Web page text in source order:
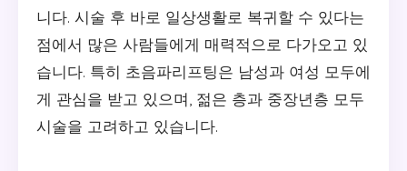
니다. 시술 후 바로 일상생활로 복귀할 수 있다는
점에서 많은 사람들에게 매력적으로 다가오고 있
습니다. 특히 초음파리프팅은 남성과 여성 모두에
게 관심을 받고 있으며, 젊은 층과 중장년층 모두
시술을 고려하고 있습니다.